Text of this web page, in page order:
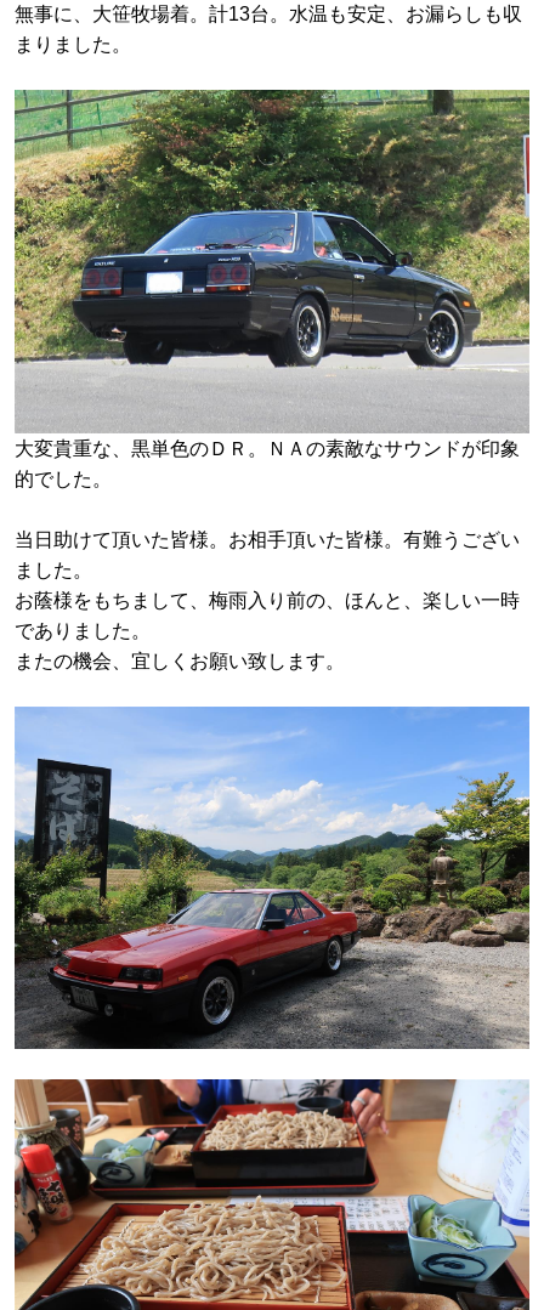
無事に、大笹牧場着。計13台。水温も安定、お漏らしも収
まりました。
大変貴重な、黒単色のＤＲ。ＮＡの素敵なサウンドが印象
的でした。
当日助けて頂いた皆様。お相手頂いた皆様。有難うござい
ました。
お蔭様をもちまして、梅雨入り前の、ほんと、楽しい一時
でありました。
またの機会、宜しくお願い致します。